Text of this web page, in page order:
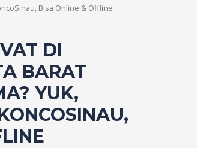
Bisa Online & Offline
DI
BARAT
YUK,